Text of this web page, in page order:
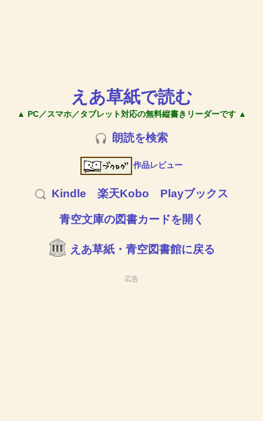
えあ草紙で読む
▲ PC／スマホ／タブレット対応の無料縦書きリーダーです ▲
朗読を検索
作品レビュー
Kindle 楽天Kobo Playブックス
青空文庫の図書カードを開く
えあ草紙・青空図書館に戻る
広告